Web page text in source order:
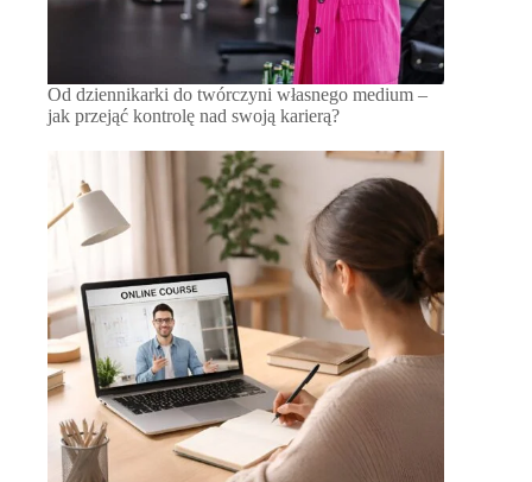
Od dziennikarki do twórczyni własnego medium –
jak przejąć kontrolę nad swoją karierą?